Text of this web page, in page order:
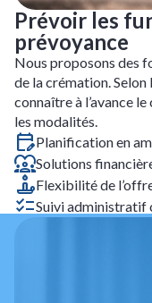
Prévoir les
prévoyance
Nous proposons des
de la crémation.
connaître à l’avance
les modalités.
Planification en
Solutions
Flexibilité de
Suivi administratif